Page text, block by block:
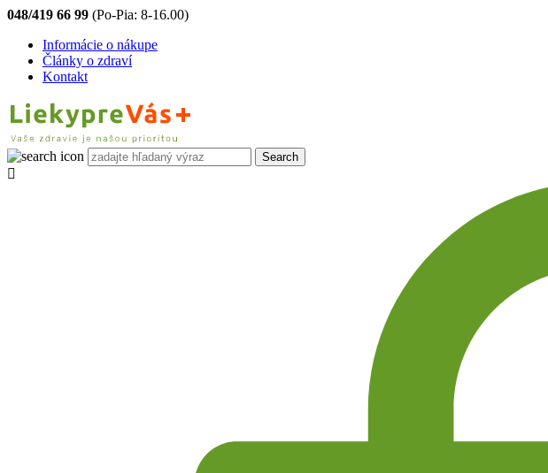
048/419 66 99 (Po-Pia: 8-16.00)
Informácie o nákupe
Články o zdraví
Kontakt